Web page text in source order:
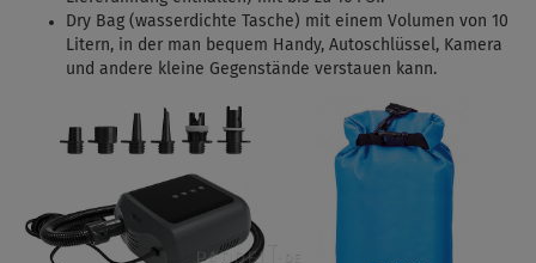
Dry Bag (wasserdichte Tasche) mit einem Volumen von 10
Litern, in der man bequem Handy, Autoschlüssel, Kamera
und andere kleine Gegenstände verstauen kann.